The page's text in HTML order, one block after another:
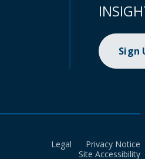
Sign
Legal
Privacy Notice
Site Accessibility